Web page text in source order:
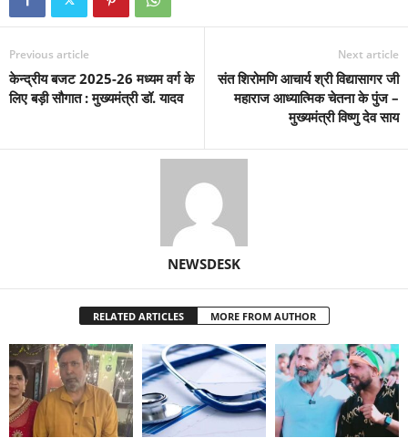
Previous article
केन्द्रीय बजट 2025-26 मध्यम वर्ग के
लिए बड़ी सौगात : मुख्यमंत्री डॉ. यादव
Next article
संत शिरोमणि आचार्य श्री विद्यासागर जी
महाराज आध्यात्मिक चेतना के पुंज –
मुख्यमंत्री विष्णु देव साय
NEWSDESK
RELATED ARTICLES MORE FROM AUTHOR